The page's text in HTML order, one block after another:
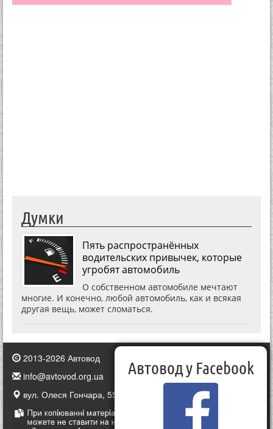
Думки
Пять распространённых
водительских привычек, которые
угробят автомобиль
О собственном автомобиле мечтают
многие. И конечно, любой автомобиль, как и всякая
другая вещь, может сломаться.
2013-2026 Автовод
info@avtovod.org.ua
вул. Олеся Гончара, 55, Київ, Україна
Автовод у Facebook